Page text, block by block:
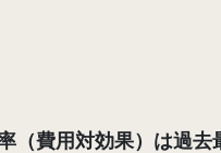
（費用対効果）は過去